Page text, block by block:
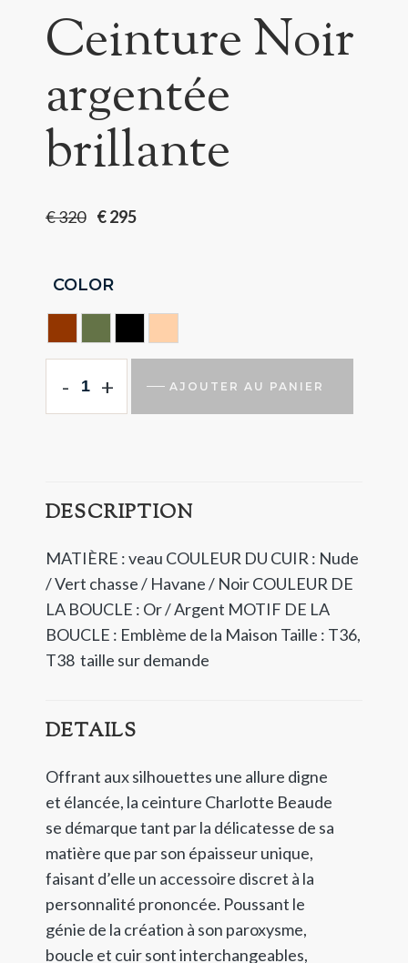
Ceinture Noir
argentée
brillante
€320 €295
COLOR
HAVANAHUNTING GREEN
NOIRNUDE
- + AJOUTER AU PANIER
DESCRIPTION
MATIÈRE : veau COULEUR DU CUIR : Nude
/ Vert chasse / Havane / Noir COULEUR DE
LA BOUCLE : Or / Argent MOTIF DE LA
BOUCLE : Emblème de la Maison Taille : T36,
T38 taille sur demande
DETAILS
Offrant aux silhouettes une allure digne
et élancée, la ceinture Charlotte Beaude
se démarque tant par la délicatesse de sa
matière que par son épaisseur unique,
faisant d’elle un accessoire discret à la
personnalité prononcée. Poussant le
génie de la création à son paroxysme,
boucle et cuir sont interchangeables,